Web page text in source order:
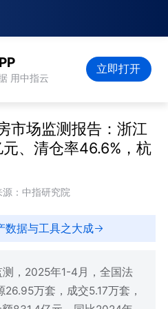
用中指云
立即打开
市场监测报告：浙江
、清仓率46.6%，杭
源：中指研究院
数据与工具之大成
，2025年1-4月，全国法
万套，成交5.17万套，